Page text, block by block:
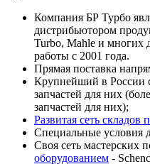
Компания БР Турбо
дистрибьютором
Turbo, Mahle и многих
работы с 2001 года.
Прямая поставка
Крупнейший в России
запчастей для них
запчастей для них);
Развитая сеть складов
Специальные условия
Своя сеть мастерских
оборудованием -